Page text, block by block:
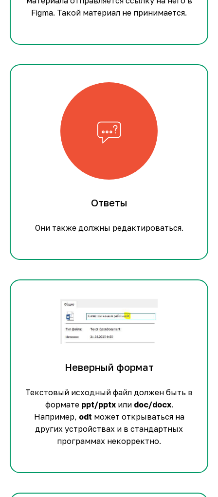
Figma. Такой материал не принимается.
Ответы
Они также должны редактироваться.
Неверный формат
Текстовый исходный файл должен быть в
формате ppt/pptxили doc/docx.
Например, odt может открываться на
других устройствах и в стандартных
программах некорректно.